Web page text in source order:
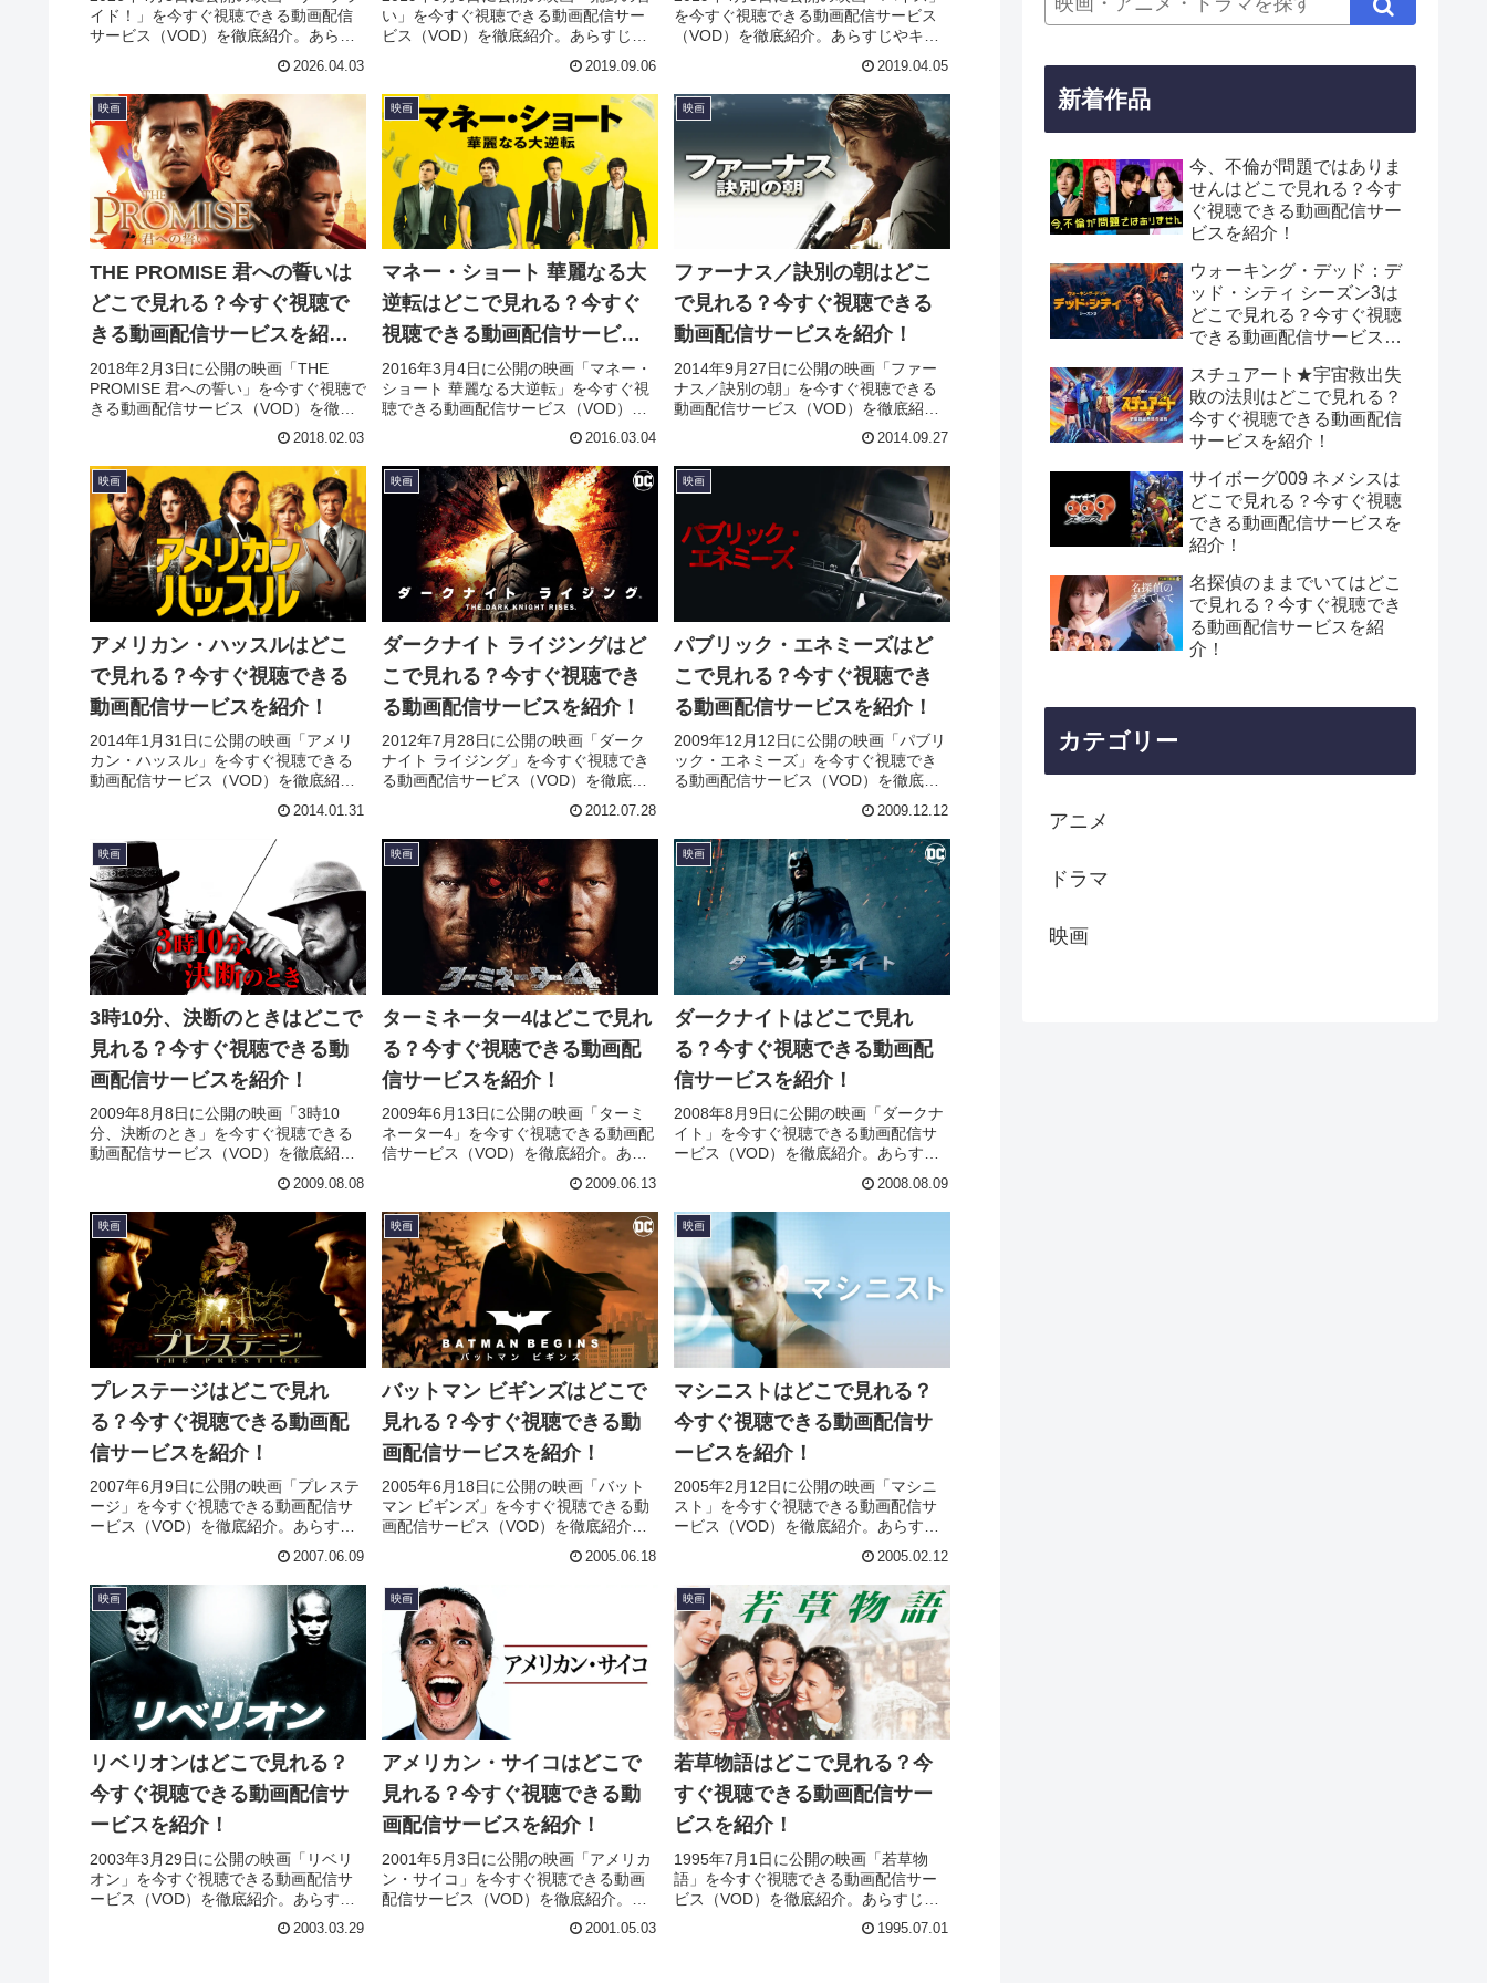
イド！」を今すぐ視聴できる動画配信
サービス（VOD）を徹底紹介。あらす
歌の情報はもちろん、実際に見た人の
感想やレビューもまとめています。
2026.04.03
い」を今すぐ視聴できる動画配信サー
ビス（VOD）を徹底紹介。あらすじや
情報はもちろん、実際に見た人の感想
やレビューもまとめています。
2019.09.06
を今すぐ視聴できる動画配信サービス
（VOD）を徹底紹介。あらすじやキャ
はもちろん、実際に見た人の感想やレ
ビューもまとめています。
2019.04.05
映画
THE PROMISE 君への誓いは
どこで見れる？今すぐ視聴で
きる動画配信サービスを紹
介！
2018年2月3日に公開の映画「THE
PROMISE 君への誓い」を今すぐ視聴で
きる動画配信サービス（VOD）を徹底
紹介。あらすじやキャスト・声優、ス
タッフ、主題歌の情報はもちろん、実
際に見た人の感想やレビューもまとめ
ています。
2018.02.03
映画
マネー・ショート 華麗なる大
逆転はどこで見れる？今すぐ
視聴できる動画配信サービス
を紹介！
2016年3月4日に公開の映画「マネー・
ショート 華麗なる大逆転」を今すぐ視
聴できる動画配信サービス（VOD）を
徹底紹介。あらすじやキャスト・声
優、スタッフ、主題歌の情報はもちろ
ん、実際に見た人の感想やレビューも
まとめています。
2016.03.04
映画
ファーナス／訣別の朝はどこ
で見れる？今すぐ視聴できる
動画配信サービスを紹介！
2014年9月27日に公開の映画「ファー
ナス／訣別の朝」を今すぐ視聴できる
動画配信サービス（VOD）を徹底紹
介。あらすじやキャスト・声優、スタ
ッフ、主題歌の情報はもちろん、実際
に見た人の感想やレビューもまとめて
います。
2014.09.27
映画
アメリカン・ハッスルはどこ
で見れる？今すぐ視聴できる
動画配信サービスを紹介！
2014年1月31日に公開の映画「アメリ
カン・ハッスル」を今すぐ視聴できる
動画配信サービス（VOD）を徹底紹
介。あらすじやキャスト・声優、スタ
ッフ、主題歌の情報はもちろん、実際
に見た人の感想やレビューもまとめて
います。
2014.01.31
映画
ダークナイト ライジングはど
こで見れる？今すぐ視聴でき
る動画配信サービスを紹介！
2012年7月28日に公開の映画「ダーク
ナイト ライジング」を今すぐ視聴でき
る動画配信サービス（VOD）を徹底紹
介。あらすじやキャスト・声優、スタ
ッフ、主題歌の情報はもちろん、実際
に見た人の感想やレビューもまとめて
います。
2012.07.28
映画
パブリック・エネミーズはど
こで見れる？今すぐ視聴でき
る動画配信サービスを紹介！
2009年12月12日に公開の映画「パブリ
ック・エネミーズ」を今すぐ視聴でき
る動画配信サービス（VOD）を徹底紹
介。あらすじやキャスト・声優、スタ
ッフ、主題歌の情報はもちろん、実際
に見た人の感想やレビューもまとめて
います。
2009.12.12
映画
3時10分、決断のときはどこで
見れる？今すぐ視聴できる動
画配信サービスを紹介！
2009年8月8日に公開の映画「3時10
分、決断のとき」を今すぐ視聴できる
動画配信サービス（VOD）を徹底紹
ッフ、主題歌の情報はもちろん、実際
に見た人の感想やレビューもまとめて
います。
2009.08.08
映画
ターミネーター4はどこで見れ
る？今すぐ視聴できる動画配
信サービスを紹介！
2009年6月13日に公開の映画「ターミ
ネーター4」を今すぐ視聴できる動画配
信サービス（VOD）を徹底紹介。あら
題歌の情報はもちろん、実際に見た人
の感想やレビューもまとめています。
2009.06.13
映画
ダークナイトはどこで見れ
る？今すぐ視聴できる動画配
信サービスを紹介！
2008年8月9日に公開の映画「ダークナ
イト」を今すぐ視聴できる動画配信サ
ービス（VOD）を徹底紹介。あらすじ
の情報はもちろん、実際に見た人の感
想やレビューもまとめています。
2008.08.09
映画
プレステージはどこで見れ
る？今すぐ視聴できる動画配
信サービスを紹介！
2007年6月9日に公開の映画「プレステ
ージ」を今すぐ視聴できる動画配信サ
ービス（VOD）を徹底紹介。あらすじ
の情報はもちろん、実際に見た人の感
想やレビューもまとめています。
2007.06.09
映画
バットマン ビギンズはどこで
見れる？今すぐ視聴できる動
画配信サービスを紹介！
2005年6月18日に公開の映画「バット
マン ビギンズ」を今すぐ視聴できる動
画配信サービス（VOD）を徹底紹介。
フ、主題歌の情報はもちろん、実際に
見た人の感想やレビューもまとめてい
ます。
2005.06.18
映画
マシニストはどこで見れる？
今すぐ視聴できる動画配信サ
ービスを紹介！
2005年2月12日に公開の映画「マシニ
スト」を今すぐ視聴できる動画配信サ
ービス（VOD）を徹底紹介。あらすじ
の情報はもちろん、実際に見た人の感
想やレビューもまとめています。
2005.02.12
映画
リベリオンはどこで見れる？
今すぐ視聴できる動画配信サ
ービスを紹介！
2003年3月29日に公開の映画「リベリ
オン」を今すぐ視聴できる動画配信サ
ービス（VOD）を徹底紹介。あらすじ
やキャスト・声優、スタッフ、主題歌
の情報はもちろん、実際に見た人の感
2003.03.29
映画
アメリカン・サイコはどこで
見れる？今すぐ視聴できる動
画配信サービスを紹介！
2001年5月3日に公開の映画「アメリカ
ン・サイコ」を今すぐ視聴できる動画
配信サービス（VOD）を徹底紹介。あ
らすじやキャスト・声優、スタッフ、
主題歌の情報はもちろん、実際に見た
2001.05.03
映画
若草物語はどこで見れる？今
すぐ視聴できる動画配信サー
ビスを紹介！
1995年7月1日に公開の映画「若草物
語」を今すぐ視聴できる動画配信サー
ビス（VOD）を徹底紹介。あらすじや
キャスト・声優、スタッフ、主題歌の
情報はもちろん、実際に見た人の感想
1995.07.01
新着作品
今、不倫が問題ではありま
せんはどこで見れる？今す
ぐ視聴できる動画配信サー
ビスを紹介！
ウォーキング・デッド：デ
ッド・シティ シーズン3は
どこで見れる？今すぐ視聴
できる動画配信サービスを
スチュアート★宇宙救出失
敗の法則はどこで見れる？
今すぐ視聴できる動画配信
サービスを紹介！
サイボーグ009 ネメシスは
どこで見れる？今すぐ視聴
できる動画配信サービスを
紹介！
名探偵のままでいてはどこ
で見れる？今すぐ視聴でき
る動画配信サービスを紹
介！
カテゴリー
アニメ
ドラマ
映画